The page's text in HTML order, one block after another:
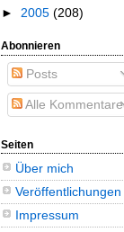
► 2005 (208)
Abonnieren
Posts
Alle Kommentare
Seiten
Über mich
Veröffentlichungen
Impressum